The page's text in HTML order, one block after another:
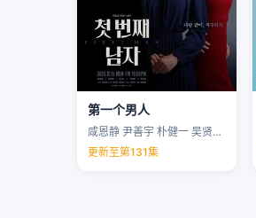
第一个男人
咸恩静 尹善宇 朴健一 吴贤庆 …
更新至第131集